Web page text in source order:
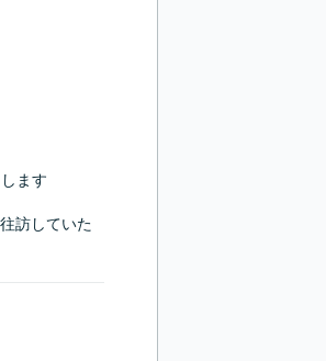
ます
訪していた